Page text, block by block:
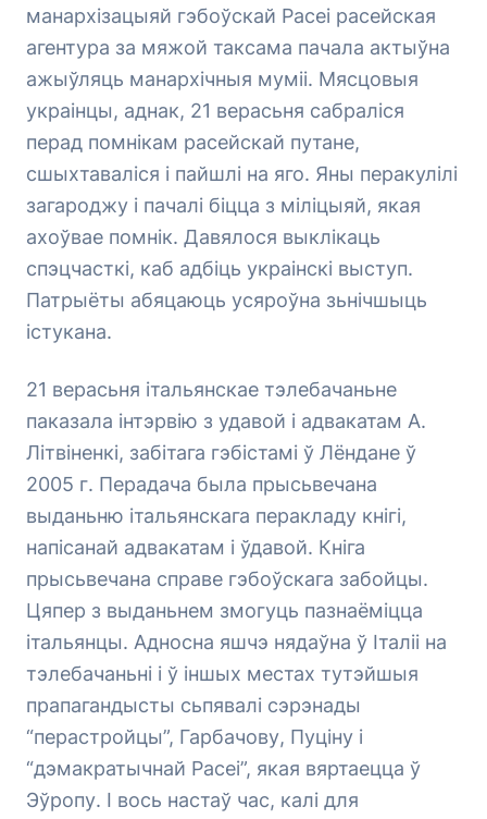
манархізацыяй гэбоўскай Расеі расейская
агентура за мяжой таксама пачала актыўна
ажыўляць манархічныя муміі. Мясцовыя
украінцы, аднак, 21 верасьня сабраліся
перад помнікам расейскай путане,
сшыхтаваліся і пайшлі на яго. Яны перакулілі
загароджу і пачалі біцца з міліцыяй, якая
ахоўвае помнік. Давялося выклікаць
спэцчасткі, каб адбіць украінскі выступ.
Патрыёты абяцаюць усяроўна зьнічшыць
істукана.
21 верасьня італьянскае тэлебачаньне
паказала інтэрвію з удавой і адвакатам А.
Літвіненкі, забітага гэбістамі ў Лёндане ў
2005 г. Перадача была прысьвечана
выданьню італьянскага перакладу кнігі,
напісанай адвакатам і ўдавой. Кніга
прысьвечана справе гэбоўскага забойцы.
Цяпер з выданьнем змогуць пазнаёміцца
італьянцы. Адносна яшчэ нядаўна ў Італіі на
тэлебачаньні і ў іншых местах тутэйшыя
прапагандысты сьпявалі сэрэнады
“перастройцы”, Гарбачову, Пуціну і
“дэмакратычнай Расеі”, якая вяртаецца ў
Эўропу. І вось настаў час, калі для